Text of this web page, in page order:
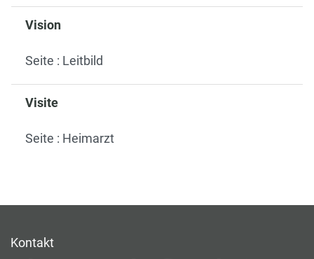
Vision
Seite : Leitbild
Visite
Seite : Heimarzt
Kontakt